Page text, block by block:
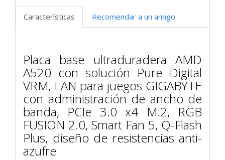
Características Recomendar a un amigo
Placa base ultraduradera AMD
A520 con solución Pure Digital
VRM, LAN para juegos GIGABYTE
con administración de ancho de
banda, PCIe 3.0 x4 M.2, RGB
FUSION 2.0, Smart Fan 5, Q-Flash
Plus, diseño de resistencias anti-
azufre